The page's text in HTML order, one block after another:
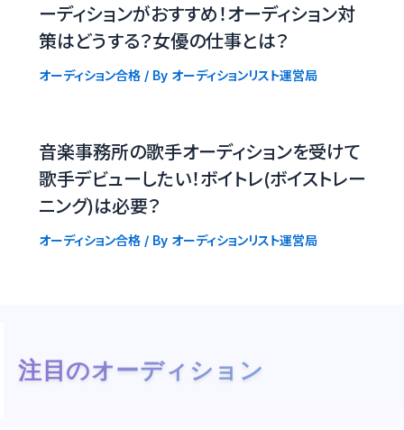
ーディションがおすすめ！オーディション対
策はどうする？女優の仕事とは？
オーディション合格/ By オーディションリスト運営局
音楽事務所の歌手オーディションを受けて
歌手デビューしたい！ボイトレ(ボイストレー
ニング)は必要？
オーディション合格/ By オーディションリスト運営局
注目のオーディション